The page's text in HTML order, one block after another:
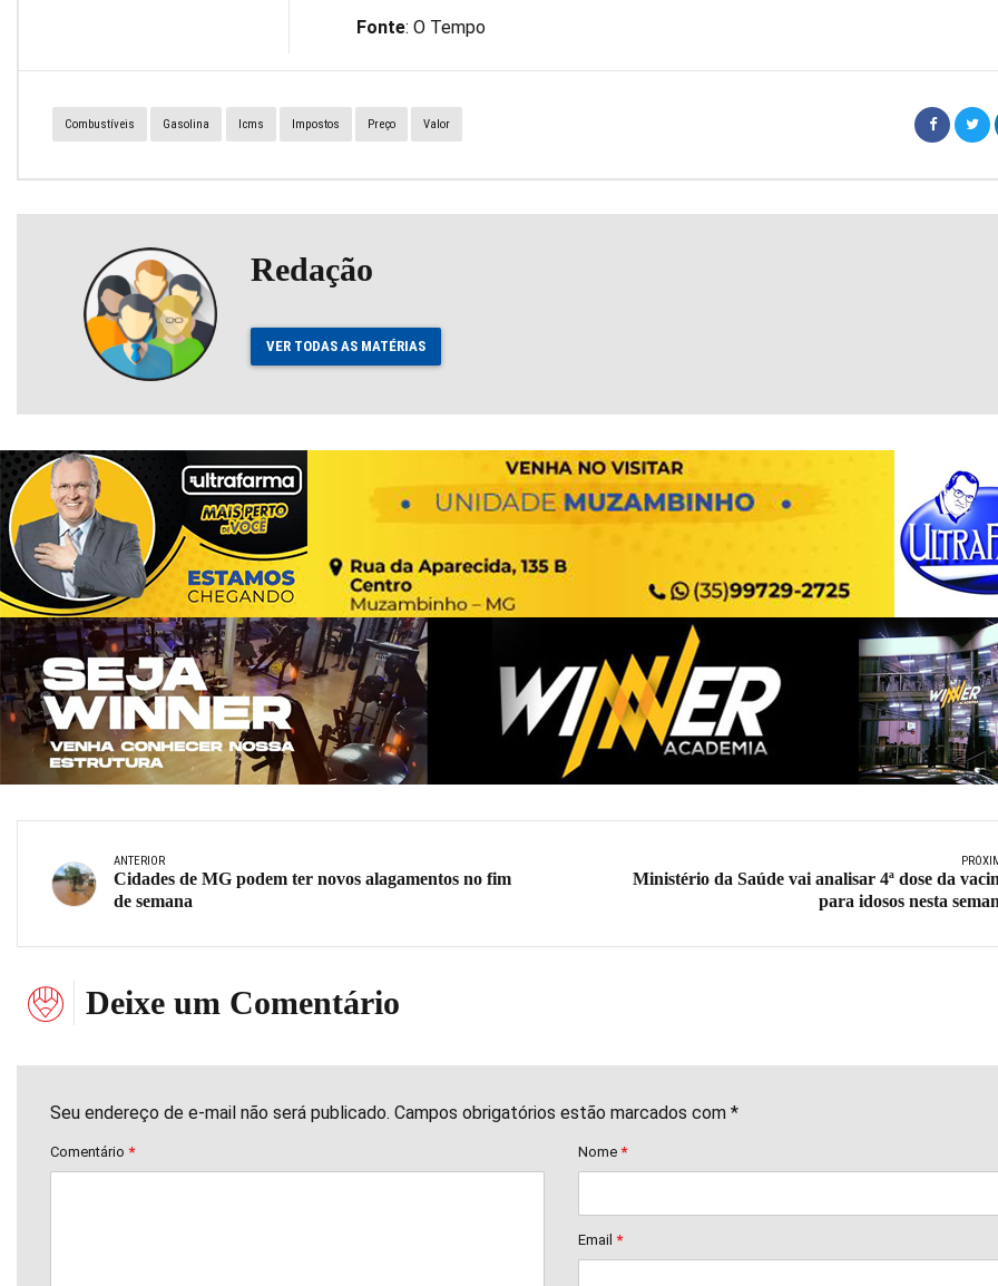
Fonte: O Tempo
Combustíveis Gasolina Icms Impostos Preço Valor
Redação
VER TODAS AS MATÉRIAS
ANTERIOR
Cidades de MG podem ter novos alagamentos no fim
de semana
Ministério da Saúde vai analisar 4ª dose da
para idosos nesta
Deixe um Comentário
Seu endereço de e-mail não será publicado. Campos obrigatórios estão marcados com *
Comentário * Nome *
Email *